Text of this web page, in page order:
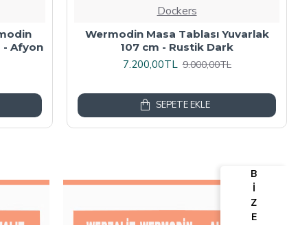
Kare
Dockers
Werzalit, Allzalit veya Wermodin
Masa Tablası 70X120 - Afyon Mermer
6.080,00TL 7.600,00TL
SEPETE EKLE
B
İ
Z
E